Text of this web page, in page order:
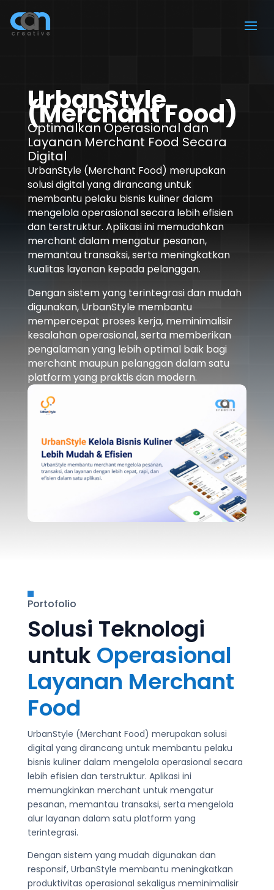
UrbanStyle
(Merchant Food)
Optimalkan Operasional dan
Layanan Merchant Food Secara
Digital
UrbanStyle (Merchant Food) merupakan
solusi digital yang dirancang untuk
membantu pelaku bisnis kuliner dalam
mengelola operasional secara lebih efisien
dan terstruktur. Aplikasi ini memudahkan
merchant dalam mengatur pesanan,
memantau transaksi, serta meningkatkan
kualitas layanan kepada pelanggan.
Dengan sistem yang terintegrasi dan mudah
digunakan, UrbanStyle membantu
mempercepat proses kerja, meminimalisir
kesalahan operasional, serta memberikan
pengalaman yang lebih optimal baik bagi
merchant maupun pelanggan dalam satu
platform yang praktis dan modern.
Portofolio
Solusi Teknologi
untukOperasional
Layanan Merchant
Food
UrbanStyle (Merchant Food) merupakan solusi
digital yang dirancang untuk membantu pelaku
bisnis kuliner dalam mengelola operasional secara
lebih efisien dan terstruktur. Aplikasi ini
memungkinkan merchant untuk mengatur
pesanan, memantau transaksi, serta mengelola
alur layanan dalam satu platform yang
terintegrasi.
Dengan sistem yang mudah digunakan dan
responsif, UrbanStyle membantu meningkatkan
produktivitas operasional sekaligus meminimalisir